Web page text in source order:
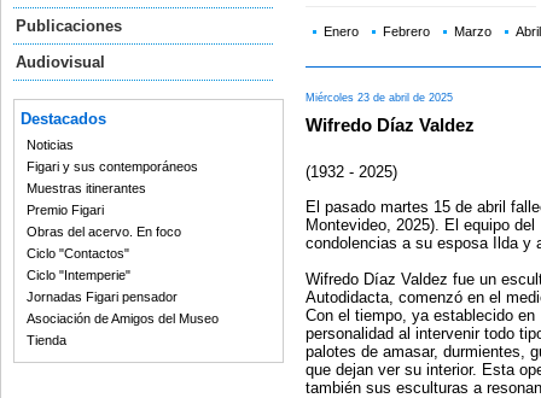
Publicaciones
Audiovisual
Destacados
Noticias
Figari y sus contemporáneos
Muestras itinerantes
Premio Figari
Obras del acervo. En foco
Ciclo "Contactos"
Ciclo "Intemperie"
Jornadas Figari pensador
Asociación de Amigos del Museo
Tienda
Enero Febrero Marzo Abril
Miércoles 23 de abril de 2025
Wifredo Díaz Valdez
(1932 - 2025)
El pasado martes 15 de abril
Montevideo, 2025). El equipo
condolencias a su esposa Ilda y
Wifredo Díaz Valdez fue un
Autodidacta, comenzó en el
Con el tiempo, ya establecido
personalidad al intervenir todo
palotes de amasar, durmientes,
que dejan ver su interior. Esta
también sus esculturas a